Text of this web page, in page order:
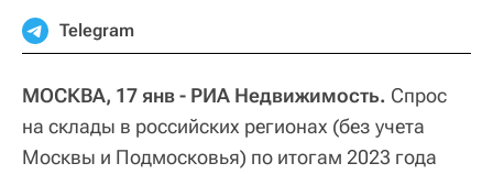
Telegram
МОСКВА, 17 янв - РИА Недвижимость. Спрос
на склады в российских регионах (без учета
Москвы и Подмосковья) по итогам 2023 года